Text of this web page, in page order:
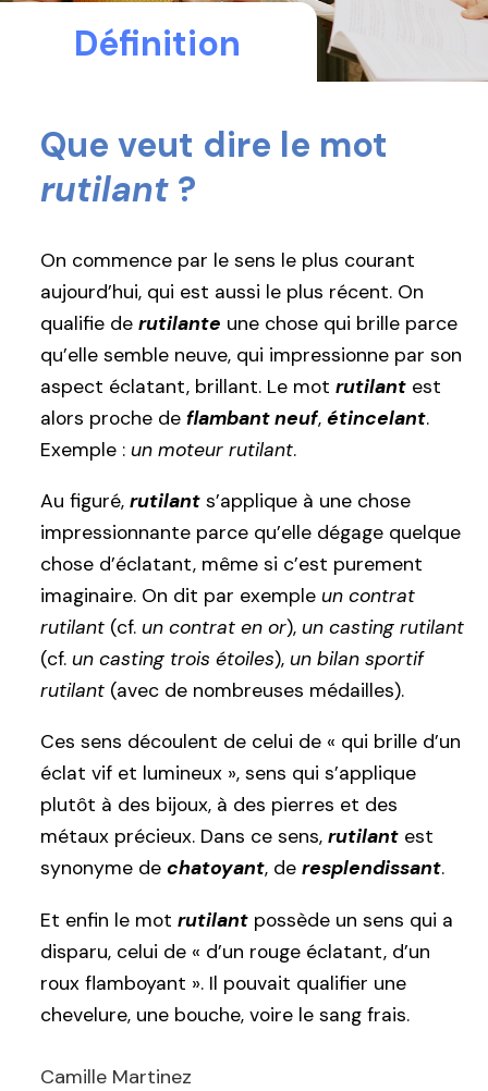
Définition
Que veut dire le mot
rutilant ?
On commence par le sens le plus courant
aujourd’hui, qui est aussi le plus récent. On
qualifie de rutilante une chose qui brille parce
qu’elle semble neuve, qui impressionne par son
aspect éclatant, brillant. Le mot rutilant est
alors proche de flambant neuf, étincelant.
Exemple : un moteur rutilant.
Au figuré, rutilant s’applique à une chose
impressionnante parce qu’elle dégage quelque
chose d’éclatant, même si c’est purement
imaginaire. On dit par exemple un contrat
rutilant (cf. un contrat en or), un casting rutilant
(cf. un casting trois étoiles), un bilan sportif
rutilant (avec de nombreuses médailles).
Ces sens découlent de celui de « qui brille d’un
éclat vif et lumineux », sens qui s’applique
plutôt à des bijoux, à des pierres et des
métaux précieux. Dans ce sens, rutilant est
synonyme de chatoyant, de resplendissant.
Et enfin le mot rutilant possède un sens qui a
disparu, celui de « d’un rouge éclatant, d’un
roux flamboyant ». Il pouvait qualifier une
chevelure, une bouche, voire le sang frais.
Camille Martinez